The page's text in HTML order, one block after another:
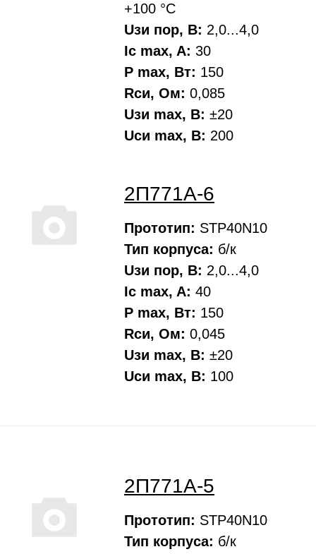
+100 °С
Uзи пор, В: 2,0...4,0
Ic max, A: 30
P max, Вт: 150
Rси, Oм: 0,085
Uзи max, В: ±20
Uси max, В: 200
2П771А-6
Прототип: STP40N10
Тип корпуса: б/к
Uзи пор, В: 2,0...4,0
Ic max, A: 40
P max, Вт: 150
Rси, Oм: 0,045
Uзи max, В: ±20
Uси max, В: 100
2П771А-5
Прототип: STP40N10
Тип корпуса: б/к